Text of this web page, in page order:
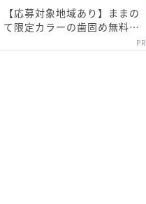
【応募対象地域あり】ままの
て限定カラーの歯固め無料…
PR